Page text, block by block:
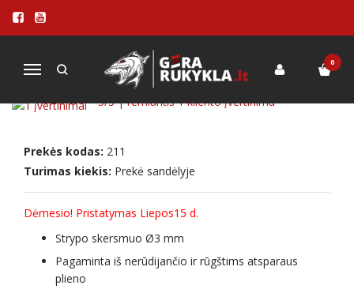
Navigacija
0
Pagrindinis
Dvigubi kabliai, 5 vnt.
DVIGUBI KABLIAI, 5 VNT.
5/5 | remiantis1kliento įvertinimu
Prekės kodas: 211
Turimas kiekis: Prekė sandėlyje
Dėmesio! Pristatymas Liepos15 d.
Strypo skersmuo Ø3 mm
Pagaminta iš nerūdijančio ir rūgštims atsparaus
plieno